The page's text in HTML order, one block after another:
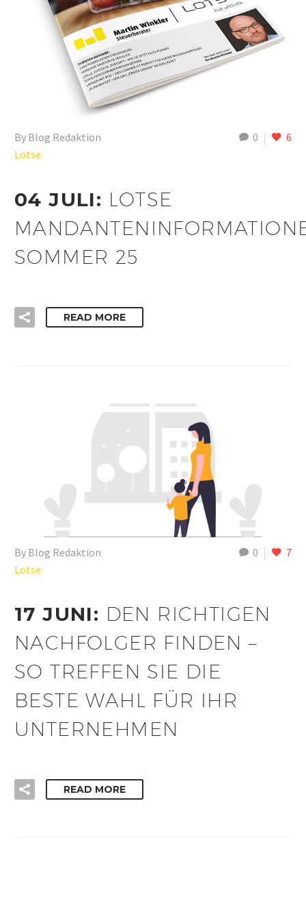
0 6
By Blog Redaktion
Lotse
04 JULI: LOTSE
SOMMER 25
READ MORE
0 7
By Blog Redaktion
Lotse
17 JUNI: DEN RICHTIGEN
NACHFOLGER FINDEN –
SO TREFFEN SIE DIE
BESTE WAHL FÜR IHR
UNTERNEHMEN
READ MORE